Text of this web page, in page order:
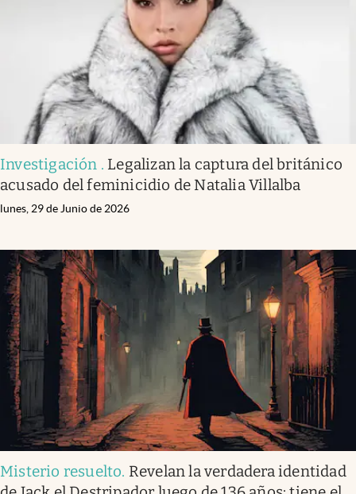
Mundial 2026
Eventos Corporativos
El Cronista Studio
Mediakit
abre en nueva pestaña
Argentina
Investigación . Legalizan la captura del británico
acusado del feminicidio de Natalia Villalba
lunes, 29 de Junio de 2026
Misterio resuelto. Revelan la verdadera identidad